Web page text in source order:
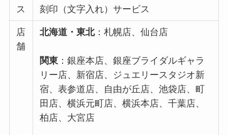
ス
刻印（文字入れ）サービス
店
舗
北海道・東北：札幌店、仙台店
関東 ：銀座本店、銀座ブライダルギャラ
リー店、新宿店、ジュエリースタジオ新
宿、表参道店、自由が丘店、池袋店、町
田店、横浜元町店、横浜本店、千葉店、
柏店、大宮店